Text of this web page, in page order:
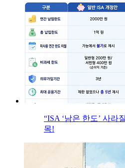
“ISA ‘남은 한도’ 사라
목!